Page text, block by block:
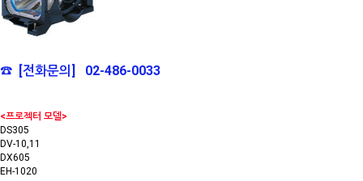
☎ [전화문의] 02-486-0033
<프로젝터 모델>
DS305
DV-10,11
DX605
EH-1020